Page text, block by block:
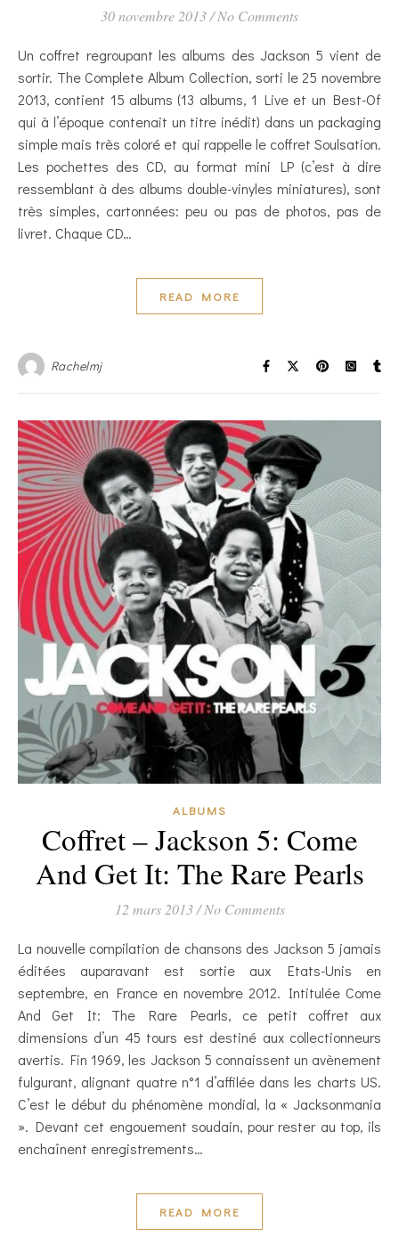
30 novembre 2013/ No Comments
Un coffret regroupant les albums des Jackson 5 vient de
sortir. The Complete Album Collection, sorti le 25 novembre
2013, contient 15 albums (13 albums, 1 Live et un Best-Of
qui à l’époque contenait un titre inédit) dans un packaging
simple mais très coloré et qui rappelle le coffret Soulsation.
Les pochettes des CD, au format mini LP (c’est à dire
ressemblant à des albums double-vinyles miniatures), sont
très simples, cartonnées: peu ou pas de photos, pas de
livret. Chaque CD…
READ MORE
Rachelmj
ALBUMS
Coffret – Jackson 5: Come
And Get It: The Rare Pearls
12 mars 2013 / No Comments
La nouvelle compilation de chansons des Jackson 5 jamais
éditées auparavant est sortie aux Etats-Unis en
septembre, en France en novembre 2012. Intitulée Come
And Get It: The Rare Pearls, ce petit coffret aux
dimensions d’un 45 tours est destiné aux collectionneurs
avertis. Fin 1969, les Jackson 5 connaissent un avènement
fulgurant, alignant quatre n°1 d’affilée dans les charts US.
C’est le début du phénomène mondial, la « Jacksonmania
». Devant cet engouement soudain, pour rester au top, ils
enchaînent enregistrements…
READ MORE